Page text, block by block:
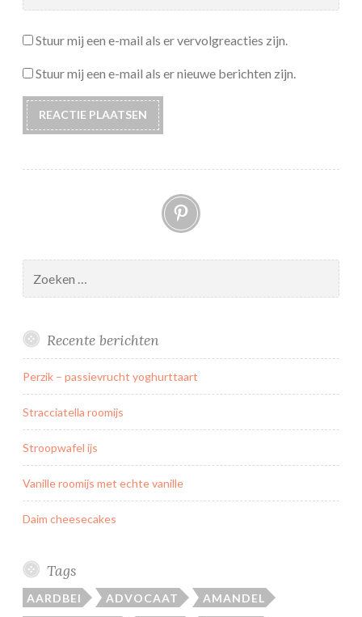
Stuur mij een e-mail als er vervolgreacties zijn.
Stuur mij een e-mail als er nieuwe berichten zijn.
Pinterest
naar:
Recente berichten
Perzik – passievrucht yoghurttaart
Stracciatella roomijs
Stroopwafel ijs
Vanille roomijs met echte vanille
Daim cheesecakes
Tags
AARDBEI ADVOCAAT AMANDEL